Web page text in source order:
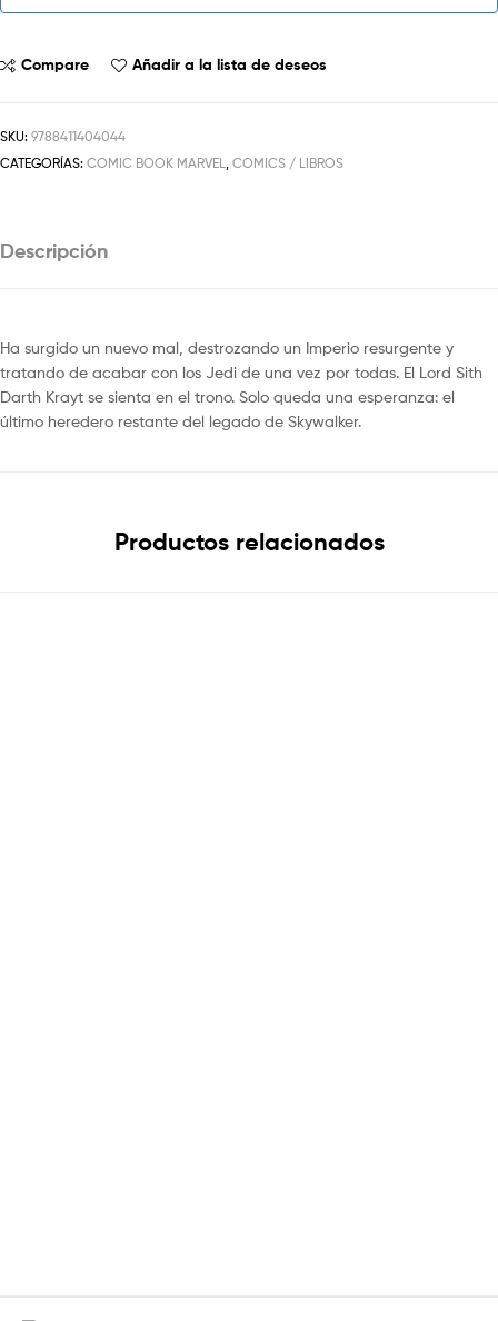
Compare Añadir a la lista de deseos
SKU: 9788411404044
CATEGORÍAS: COMIC BOOK MARVEL COMICS / LIBROS
Descripción
Ha surgido un nuevo mal, destrozando un Imperio resurgente y
tratando de acabar con los Jedi de una vez por todas. El Lord Sith
Darth Krayt se sienta en el trono. Solo queda una esperanza: el
último heredero restante del legado de Skywalker.
Productos relacionados